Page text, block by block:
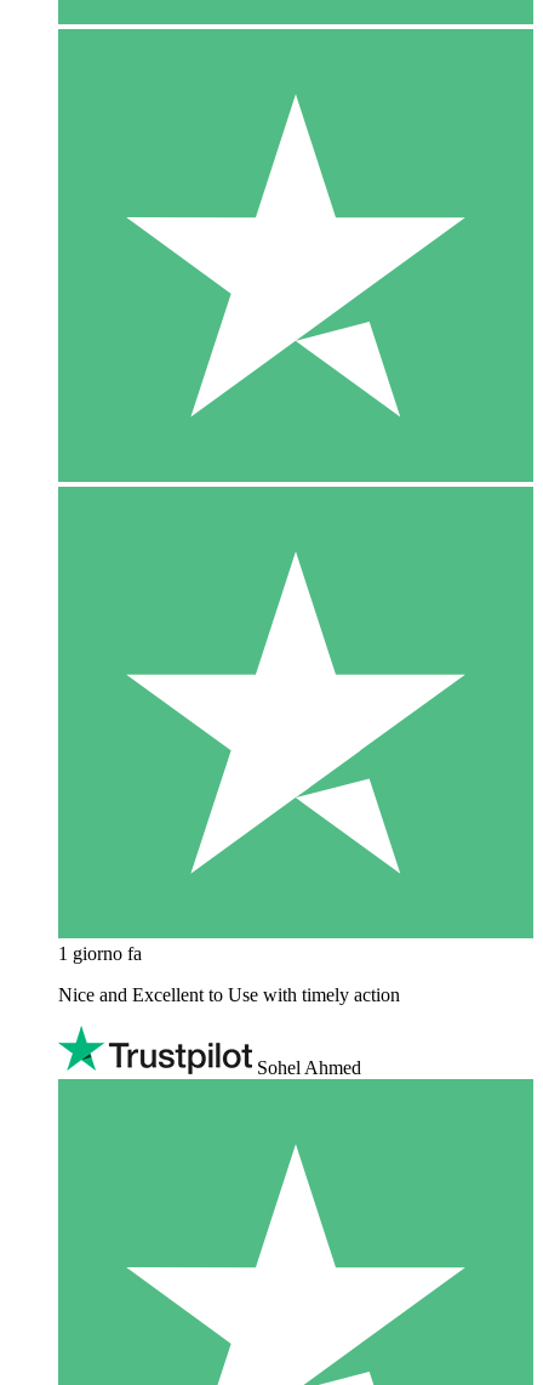
1 giorno fa
Nice and Excellent to Use with timely action
Sohel Ahmed